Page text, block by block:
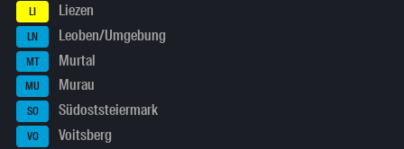
LI Liezen
LN Leoben/Umgebung
MT Murtal
MU Murau
SO Südoststeiermark
VO Voitsberg